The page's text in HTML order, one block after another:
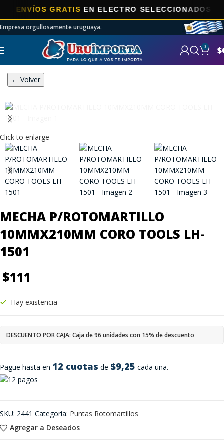
GRATISEN ELECTRO SELECCIONADOS!
Empresa orgullosamente uruguaya.
0 $
← Volver
Click to enlarge
MECHA P/ROTOMARTILLO
10MMX210MM CORO TOOLS LH-
1501
$111
Pague hasta en 12 cuotas de $9,25 cada una.
Hay existencia
DESCUENTO POR CAJA: Caja de 96 unidades con 15% de descuento
Agregar a Deseados
SKU: 2441 Categoría: Puntas Rotomartillos